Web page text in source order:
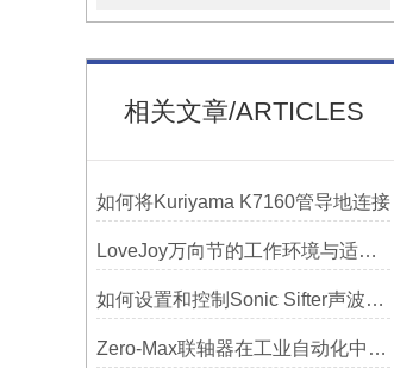
相关文章/ARTICLES
如何将Kuriyama K7160管导地连接
LoveJoy万向节的工作环境与适用范围
如何设置和控制Sonic Sifter声波振动筛的振动频率和振幅？
Zero-Max联轴器在工业自动化中的关键作用